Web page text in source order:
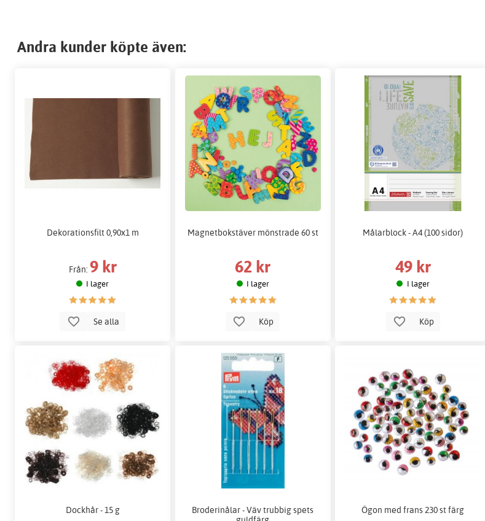
Andra kunder köpte även:
Dekorationsfilt 0,90x1 m
Från: 9 kr
I lager
Se alla
Magnetbokstäver mönstrade 60 st
62 kr
I lager
Köp
Målarblock - A4 (100 sidor)
49 kr
I lager
Köp
Dockhår - 15 g
Broderinålar - Väv trubbig spets
Ögon med frans 230 st färg